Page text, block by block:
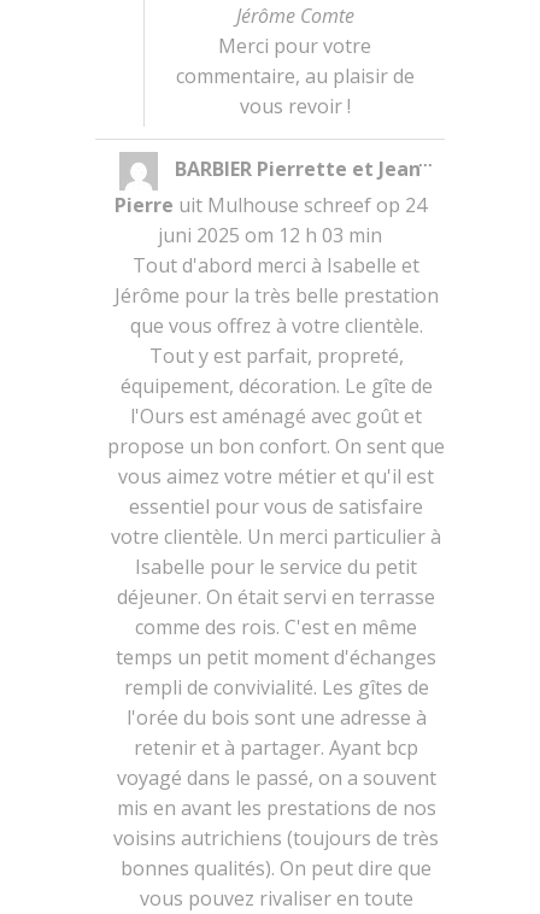
Jérôme Comte
Merci pour votre
commentaire, au plaisir de
vous revoir !
BARBIER Pierrette et Jean
Pierre uit Mulhouse schreef op 24
juni 2025 om 12 h 03 min
Tout d'abord merci à Isabelle et
Jérôme pour la très belle prestation
que vous offrez à votre clientèle.
Tout y est parfait, propreté,
équipement, décoration. Le gîte de
l'Ours est aménagé avec goût et
propose un bon confort. On sent que
vous aimez votre métier et qu'il est
essentiel pour vous de satisfaire
votre clientèle. Un merci particulier à
Isabelle pour le service du petit
déjeuner. On était servi en terrasse
comme des rois. C'est en même
temps un petit moment d'échanges
rempli de convivialité. Les gîtes de
l'orée du bois sont une adresse à
retenir et à partager. Ayant bcp
voyagé dans le passé, on a souvent
mis en avant les prestations de nos
voisins autrichiens (toujours de très
bonnes qualités). On peut dire que
vous pouvez rivaliser en toute
...